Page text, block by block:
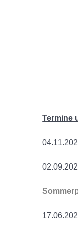
Termine